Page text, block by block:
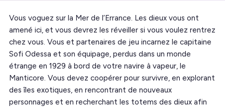
Vous voguez sur la Mer de l’Errance. Les dieux vous ont
amené ici, et vous devrez les réveiller si vous voulez rentrez
chez vous. Vous et partenaires de jeu incarnez le capitaine
Sofi Odessa et son équipage, perdus dans un monde
étrange en 1929 à bord de votre navire à vapeur, le
Manticore. Vous devez coopérer pour survivre, en explorant
des îles exotiques, en rencontrant de nouveaux
personnages et en recherchant les totems des dieux afin